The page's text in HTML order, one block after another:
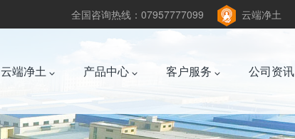
全国咨询热线：07957777099 云端净土
云端净土 产品中心 客户服务 公司资讯